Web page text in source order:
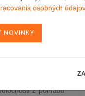
funkcie
a zamyslenie sa
z pohľadu
osobných údajov